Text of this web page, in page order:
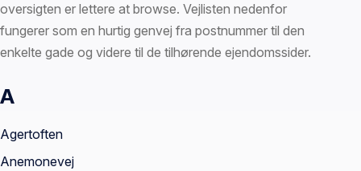
oversigten er lettere at browse. Vejlisten nedenfor
fungerer som en hurtig genvej fra postnummer til den
enkelte gade og videre til de tilhørende ejendomssider.
Vejnavne
A
Agertoften
Anemonevej